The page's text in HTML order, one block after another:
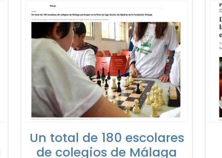
Un total de 180 escolares
de colegios de Málaga